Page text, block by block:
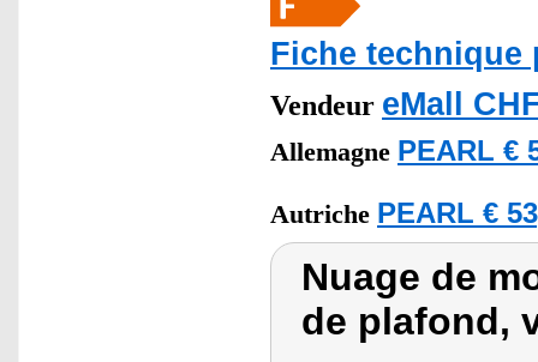
Fiche technique
Vendeur eMall
Allemagne PEARL €
Autriche PEARL €
Nuage de
de plafond,